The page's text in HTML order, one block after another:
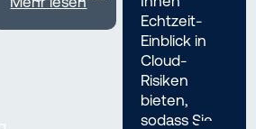
Echtzeit-
Einblick in
Cloud-
Risiken
bieten,
sodass Sie